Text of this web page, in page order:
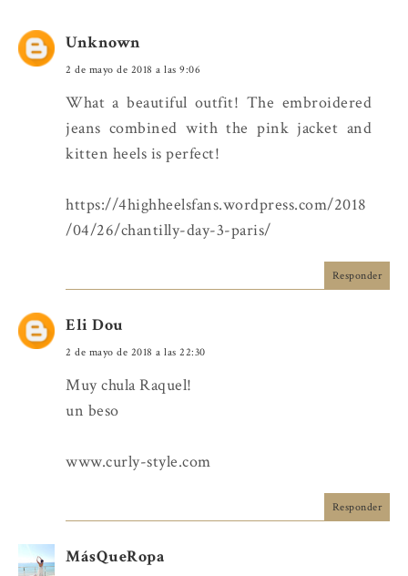
Unknown
2 de mayo de 2018 a las 9:06
What a beautiful outfit! The embroidered
jeans combined with the pink jacket and
kitten heels is perfect!
https://4highheelsfans.wordpress.com/2018
/04/26/chantilly-day-3-paris/
Responder
Eli Dou
2 de mayo de 2018 a las 22:30
Muy chula Raquel!
un beso
www.curly-style.com
Responder
MásQueRopa